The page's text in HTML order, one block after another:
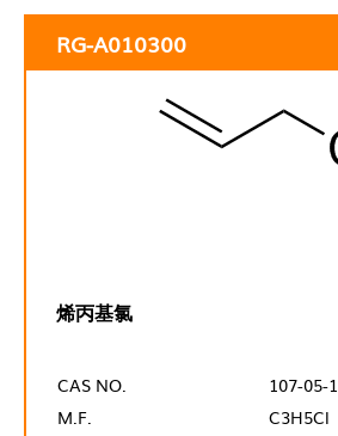
RG-A010300
烯丙基氯
CAS NO.
107-05-1
M.F.
C3H5Cl